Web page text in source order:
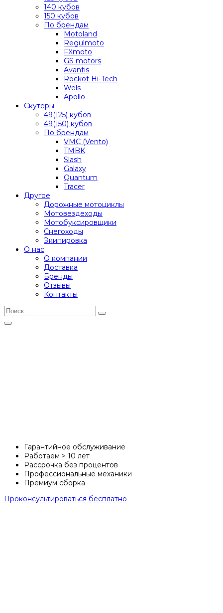
140 кубов
150 кубов
По брендам
Motoland
Regulmoto
FXmoto
GS motors
Avantis
Rockot Hi-Tech
Wels
Apollo
Скутеры
49(125) кубов
49(150) кубов
По брендам
VMC (Vento)
TMBK
Slash
Galaxy
Quantum
Tracer
Другое
Дорожные мотоциклы
Мотовездеходы
Мотобуксировщики
Снегоходы
Экипировка
О нас
О компании
Доставка
Бренды
Отзывы
Контакты
Гарантийное обслуживание
Работаем > 10 лет
Рассрочка без процентов
Профессиональные механики
Премиум сборка
Проконсультироваться бесплатно